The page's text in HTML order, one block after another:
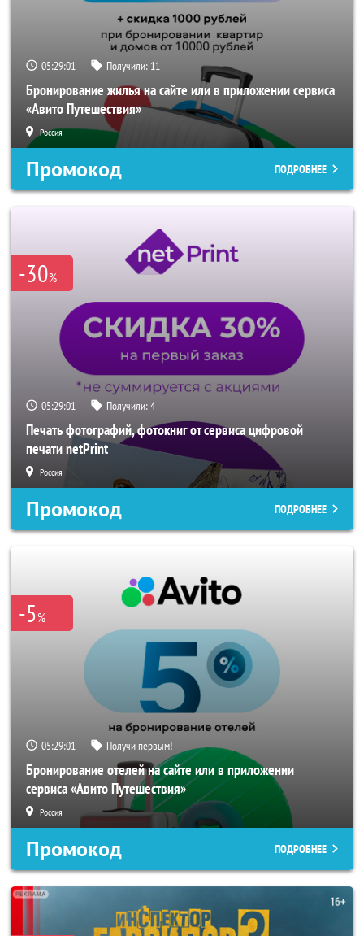
05:28:59 Получили: 11
Бронирование жилья на сайте или в приложении сервиса
«Авито Путешествия»
Россия
Промокод ПОДРОБНЕЕ
-30%
05:28:59 Получили:4
Печать фотографий, фотокниг от сервиса цифровой
печати netPrint
Россия
Промокод ПОДРОБНЕЕ
-5%
05:28:59 Получи первым!
Бронирование отелей на сайте или в приложении
сервиса «Авито Путешествия»
Россия
Промокод ПОДРОБНЕЕ